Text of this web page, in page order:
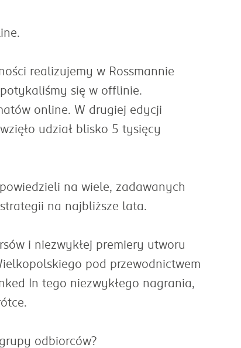
realizujemy w Rossmannie
się w offlinie.
online. W drugiej edycji
udział blisko 5 tysięcy
na wiele, zadawanych
na najbliższe lata.
i niezwykłej premiery utworu
pod przewodnictwem
In tego niezwykłego nagrania,
odbiorców?